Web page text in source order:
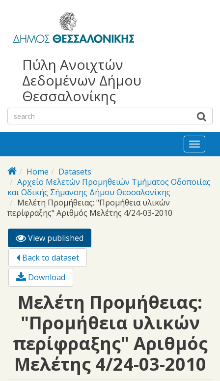
bayan
escort
escort
Πύλη Ανοιχτών
Δεδομένων Δήμου
Θεσσαλονίκης
Toggle
Home
Datasets
Αρχείο Μελετών Προμηθειών Τμήματος Οδοποιίας
και Οδικής Σήμανσης Δήμου Θεσσαλονίκης
Μελέτη Προμήθειας: "Προμήθεια υλικών
περίφραξης" Αριθμός Μελέτης 4/24-03-2010
Primary tabs
View published
tab)
Back to dataset
Download
Μελέτη Προμήθειας:
"Προμήθεια υλικών
περίφραξης" Αριθμός
Μελέτης 4/24-03-2010